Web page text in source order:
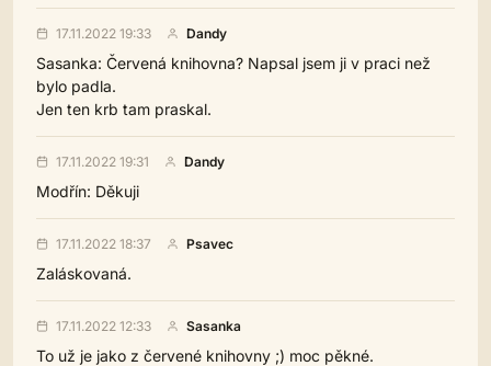
17.11.2022 19:33 Dandy
Sasanka: Červená knihovna? Napsal jsem ji v praci než
bylo padla.
Jen ten krb tam praskal.
17.11.2022 19:31 Dandy
Modřín: Děkuji
17.11.2022 18:37 Psavec
Zaláskovaná.
17.11.2022 12:33 Sasanka
To už je jako z červené knihovny ;) moc pěkné.